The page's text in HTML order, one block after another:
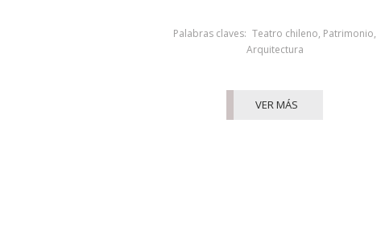
Palabras claves: Teatro chileno, Patrimonio,
Arquitectura
VER MÁS